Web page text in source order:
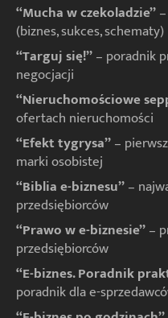
“Mucha w czekoladzie”
(biznes, sukces, schematy)
“Targuj się!”– poradnik
negocjacji
“Nieruchomościowe
ofertach nieruchomości
“Efekt tygrysa”–
marki osobistej
“Biblia e-biznesu”–
przedsiębiorców
“Prawo w e-biznesie”–
przedsiębiorców
“E-biznes. Poradnik
poradnik dla e-